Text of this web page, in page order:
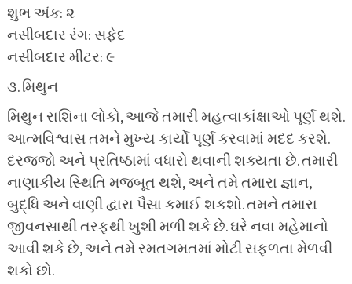
શુભ અંક: ૨
નસીબદાર રંગ: સફેદ
નસીબદાર મીટર: ૯
૩. મિથુન
મિથુન રાશિના લોકો, આજે તમારી મહત્વાકાંક્ષાઓ પૂર્ણ થશે.
આત્મવિશ્વાસ તમને મુખ્ય કાર્યો પૂર્ણ કરવામાં મદદ કરશે.
દરજ્જો અને પ્રતિષ્ઠામાં વધારો થવાની શક્યતા છે. તમારી
નાણાકીય સ્થિતિ મજબૂત થશે, અને તમે તમારા જ્ઞાન,
બુદ્ધિ અને વાણી દ્વારા પૈસા કમાઈ શકશો. તમને તમારા
જીવનસાથી તરફથી ખુશી મળી શકે છે. ઘરે નવા મહેમાનો
આવી શકે છે, અને તમે રમતગમતમાં મોટી સફળતા મેળવી
શકો છો.